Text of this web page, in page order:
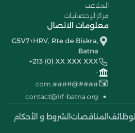
الملاعب
مركز الإحصائيات
معلومات الاتصال
G5V7+HRV, Rte de Biskra,
Batna
+213 (0) XX XXX XXX
-
####@####.com
contact@lrf-batna.org
الوظائف المناقصات الشروط و الأحكام